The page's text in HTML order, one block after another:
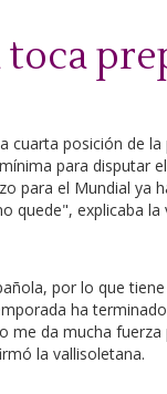
posición de la
para disputar
para el Mundial ya
quede", explicaba
por lo que
ha
da mucha
la vallisoletana.